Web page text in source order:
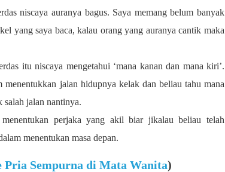
niscaya auranya bagus. Saya memang belum banyak
yang saya baca, kalau orang yang auranya cantik maka
itu niscaya mengetahui ‘mana kanan dan mana kiri’.
jalan hidupnya kelak dan beliau tahu mana
salah jalan nantinya.
perjaka yang akil biar jikalau beliau telah
menentukan masa depan.
Pria Sempurna di Mata Wanita)